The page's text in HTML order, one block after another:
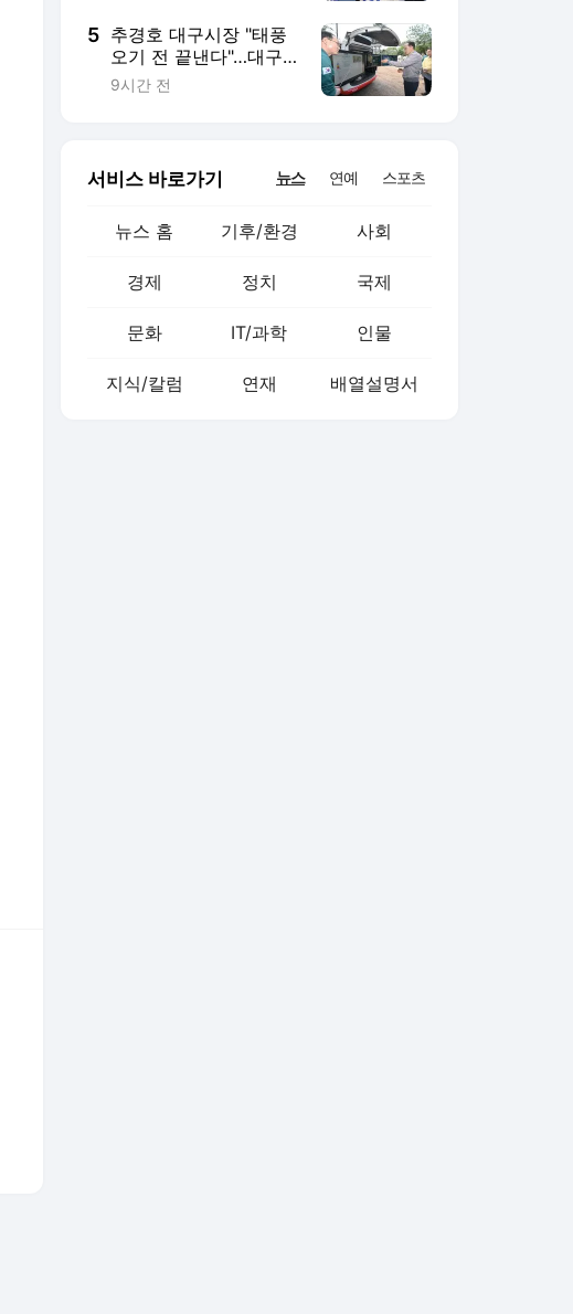
5 추경호 대구시장 "태풍
오기 전 끝낸다"…대구
시, 극한호우 교훈 담은
9시간 전
서비스 바로가기 뉴스 연예 스포츠
뉴스 홈 기후/환경 사회
경제 정치 국제
문화 IT/과학 인물
지식/칼럼 연재 배열설명서